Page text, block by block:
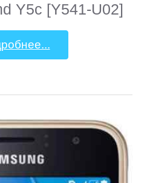
Y5c [Y541-U02]